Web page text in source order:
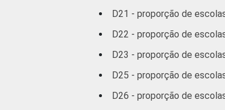
D21 - proporção de
D22 - proporção de
D23 - proporção de
D25 - proporção de
D26 - proporção de